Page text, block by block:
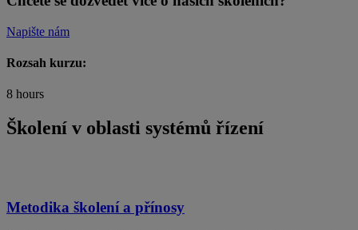
Napište nám
Rozsah kurzu:
8 hours
Školení v oblasti systémů řízení
Metodika školení a přínosy